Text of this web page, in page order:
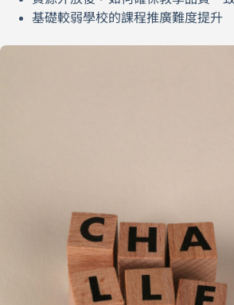
基礎較弱學校的課程推廣難度提升